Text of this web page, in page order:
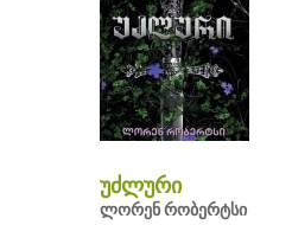
უძლური
ლორენ რობერტსი